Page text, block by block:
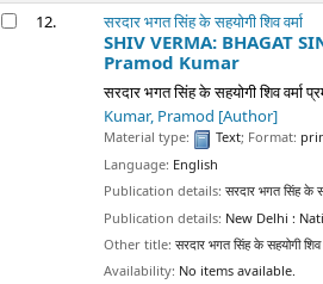
12. सरदार भगत सिंह के सहयोगी शिव वर्मा
SHIV VERMA: BHAGAT
Pramod Kumar
सरदार भगत सिंह के सहयोगी शिव वर्मा
Kumar, Pramod [Author]
Material type: Text; Format:
Language: English
Publication details:सरदार भगत सिंह के
Publication details: New Delhi :
Other title:सरदार भगत सिंह के सहयोगी शिव
Availability: No items available.